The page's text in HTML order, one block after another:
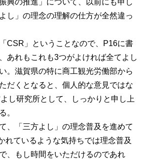
興の推進」について、以前にも申し
し」の理念の理解の仕方が全然違っ
CSR」ということなので、P16に書
あれもこれも3つがよければ全てよし
。滋賀県の特に商工観光労働部から
だくとなると、個人的な意見ではな
し研究所として、しっかりと申し上
。
、「三方よし」の理念普及を進めて
れているような気持ちでは理念普及
、もし時間をいただけるのであれ